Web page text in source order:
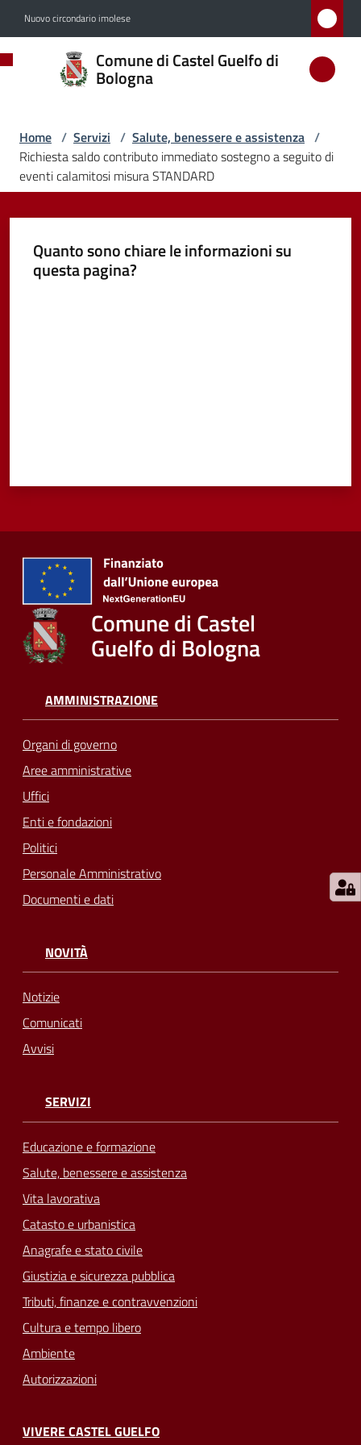
Nuovo circondario imolese
Comune di Castel Guelfo di
Bologna
Comune
di
Guelfo
di
Bologna
Amministrazione
online
Tutti
argomenti...
Seguici
Home / Servizi / Salute, benessere e assistenza /
Richiesta saldo contributo immediato sostegno a seguito di
eventi calamitosi misura STANDARD
Quanto sono chiare le informazioni su
questa pagina?
Comune di Castel
Guelfo di Bologna
AMMINISTRAZIONE
Organi di governo
Aree amministrative
Uffici
Enti e fondazioni
Politici
Personale Amministrativo
Documenti e dati
NOVITÀ
Notizie
Comunicati
Avvisi
SERVIZI
Educazione e formazione
Salute, benessere e assistenza
Vita lavorativa
Catasto e urbanistica
Anagrafe e stato civile
Giustizia e sicurezza pubblica
Tributi, finanze e contravvenzioni
Cultura e tempo libero
Ambiente
Autorizzazioni
VIVERE CASTEL GUELFO